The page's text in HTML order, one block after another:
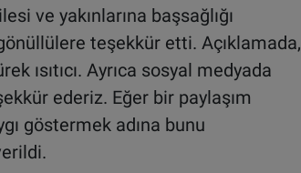
ve yakınlarına başsağlığı
teşekkür etti. Açıklamada,
ısıtıcı. Ayrıca sosyal medyada
ederiz. Eğer bir paylaşım
göstermek adına bunu